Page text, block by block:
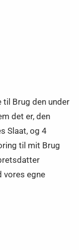
til Brug den under
det er, den
Slaat, og 4
til mit Brug
vores egne